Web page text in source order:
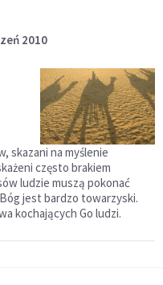
2010
skazani na myślenie
często brakiem
ludzie muszą pokonać
jest bardzo towarzyski.
kochających Go ludzi.